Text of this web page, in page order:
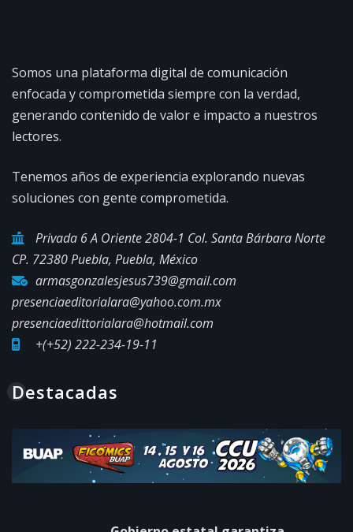
Somos una plataforma digital de comunicación
enfocada y comprometida siempre con la verdad,
generando contenido de valor e impacto a nuestros
lectores.
Tenemos años de experiencia explorando nuevas
soluciones con gente comprometida.
Privada 6 A Oriente 2804-1 Col. Santa Bárbara Norte
CP. 72380 Puebla, Puebla, México
armasgonzalesjesus739@gmail.com
presenciaeditorialara@yahoo.com.mx
presenciaedittorialara@hotmail.com
+(+52) 222-234-19-11
Destacadas